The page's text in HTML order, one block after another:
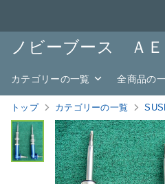
ノビーブース Ａ
カテゴリーの一覧 全商品の
トップ カテゴリーの一覧